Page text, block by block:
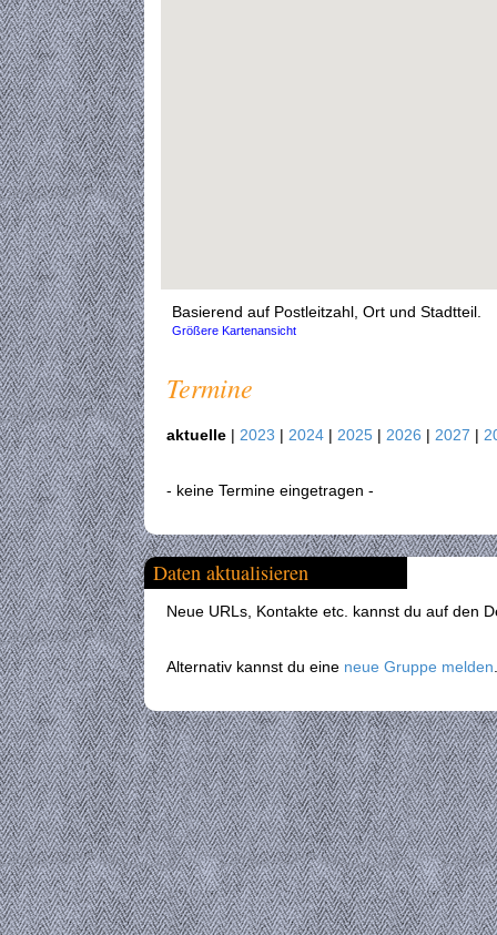
Basierend auf Postleitzahl, Ort und Stadtteil.
Größere Kartenansicht
Termine
aktuelle | 2023 | 2024 | 2025 | 2026 | 2027 |
- keine Termine eingetragen -
Daten aktualisieren
Neue URLs, Kontakte etc. kannst du auf den
Alternativ kannst du eine neue Gruppe melden